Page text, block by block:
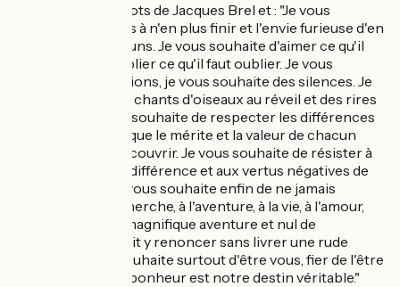
Je reprends les mots de Jacques Brel et : "Je vous
souhaite des rêves à n'en plus finir et l'envie furieuse d'en
réaliser quelques uns. Je vous souhaite d'aimer ce qu'il
faut aimer et d'oublier ce qu'il faut oublier. Je vous
souhaite des passions, je vous souhaite des silences. Je
vous souhaite des chants d'oiseaux au réveil et des rires
d'enfants. Je vous souhaite de respecter les différences
des autres, parce que le mérite et la valeur de chacun
sont souvent à découvrir. Je vous souhaite de résister à
l'enlisement, à l'indifférence et aux vertus négatives de
notre époque. Je vous souhaite enfin de ne jamais
renoncer à la recherche, à l'aventure, à la vie, à l'amour,
car la vie est une magnifique aventure et nul de
raisonnable ne doit y renoncer sans livrer une rude
bataille. Je vous souhaite surtout d'être vous, fier de l'être
et heureux, car le bonheur est notre destin véritable."